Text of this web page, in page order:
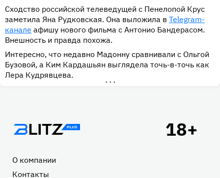
Сходство российской телеведущей с Пенелопой Крус
заметила Яна Рудковская. Она выложила в Telegram-
канале афишу нового фильма с Антонио Бандерасом.
Внешность и правда похожа.
Интересно, что недавно Мадонну сравнивали с Ольгой
Бузовой, а Ким Кардашьян выглядела точь-в-точь как
Лера Кудрявцева.
•••
Подвал
О компании
Контакты